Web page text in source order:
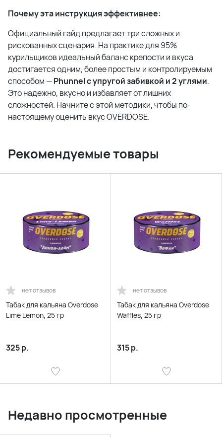
Почему эта инструкция эффективнее:
Официальный гайд предлагает три сложных и
рискованных сценария. На практике для 95%
курильщиков идеальный баланс крепости и вкуса
достигается одним, более простым и контролируемым
способом —Phunnel с упругой забивкой и 2 углями.
Это надежно, вкусно и избавляет от лишних
сложностей. Начните с этой методики, чтобы по-
настоящему оценить вкус OVERDOSE.
Рекомендуемые товары
нет отзывов
Табак для кальяна Overdose
Lime Lemon, 25 гр
325р.
нет отзывов
Табак для кальяна Overdose
Waffles, 25 гр
315р.
Недавно просмотренные